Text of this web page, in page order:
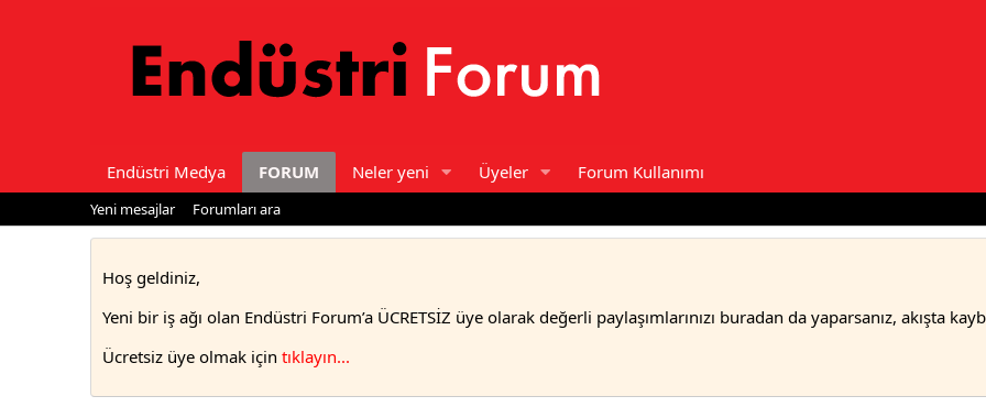
Endüstri Medya FORUM Neler yeni Üyeler Forum Kullanımı
Yeni mesajlar Forumları ara
Hoş geldiniz,
Yeni bir iş ağı olan Endüstri Forum’a ÜCRETSİZ üye olarak değerli paylaşımlarınızı buradan da yaparsanız, akışta
Ücretsiz üye olmak için tıklayın...